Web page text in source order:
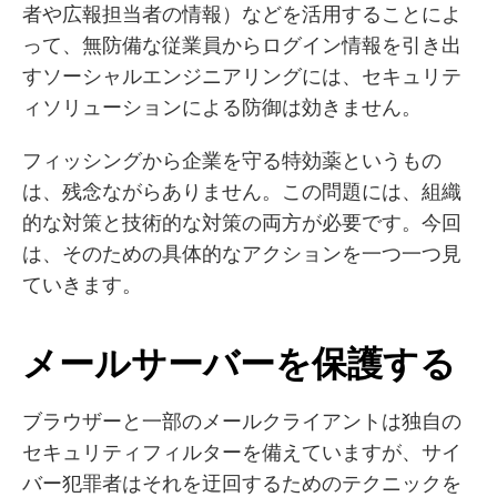
者や広報担当者の情報）などを活用することによ
って、無防備な従業員からログイン情報を引き出
すソーシャルエンジニアリングには、セキュリテ
ィソリューションによる防御は効きません。
フィッシングから企業を守る特効薬というもの
は、残念ながらありません。この問題には、組織
的な対策と技術的な対策の両方が必要です。今回
は、そのための具体的なアクションを一つ一つ見
ていきます。
メールサーバーを保護する
ブラウザーと一部のメールクライアントは独自の
セキュリティフィルターを備えていますが、サイ
バー犯罪者はそれを迂回するためのテクニックを